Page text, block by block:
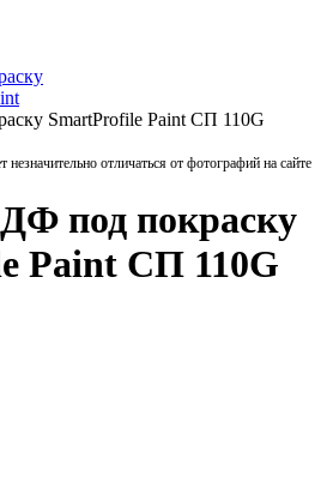
SmartProfile Paint СП 110G
незначительно отличаться от фотографий на сайте
под покраску
Paint СП 110G